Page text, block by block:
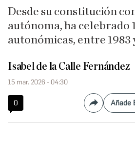
Desde su constitución
autónoma, ha celebrado
autonómicas, entre 1983
Isabel de la Calle Fernández
15 mar. 2026 - 04:30
0 Compartir
Añade